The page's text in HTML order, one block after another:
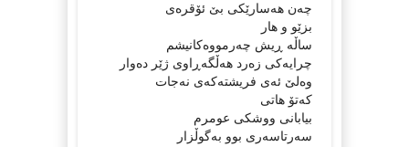
چه‌ن هه‌سارێکی بێ ئۆقره‌ی
بزێو و هار
ساڵه‌ ڕیش چه‌رمووه‌کانیشم
چرایه‌کی زه‌رد هه‌ڵگه‌ڕاوی ژێر ده‌وار
وه‌لێ ئه‌ی فریشته‌که‌ی نه‌جات
که‌تۆ هاتی
بیابانی ووشکی عومرم
سه‌رتاسه‌ری بوو به‌گوڵزار